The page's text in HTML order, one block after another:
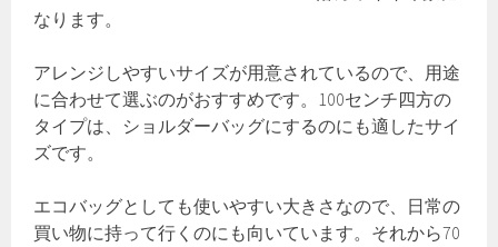
なります。
アレンジしやすいサイズが用意されているので、用途
に合わせて選ぶのがおすすめです。100センチ四方の
タイプは、ショルダーバッグにするのにも適したサイ
ズです。
エコバッグとしても使いやすい大きさなので、日常の
買い物に持って行くのにも向いています。それから70